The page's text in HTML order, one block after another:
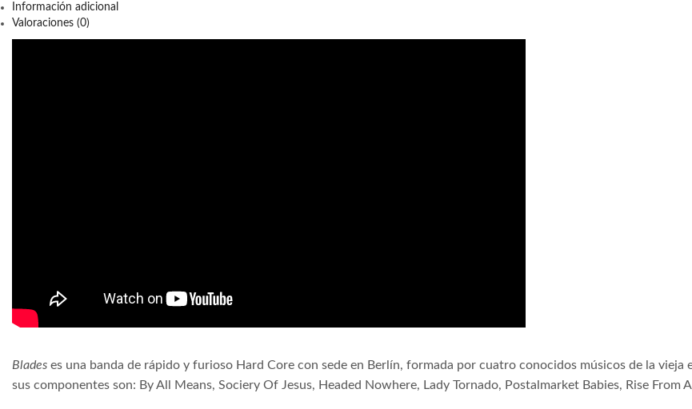
Información adicional
Valoraciones (0)
Blades es una banda de rápido y furioso Hard Core con sede en Berlín, formada por cuatro conocidos músicos de la vieja
sus componentes son: By All Means, Sociery Of Jesus, Headed Nowhere, Lady Tornado, Postalmarket Babies, Rise From